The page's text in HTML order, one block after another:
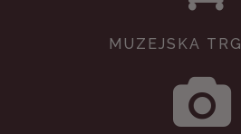
MUZEJSKA